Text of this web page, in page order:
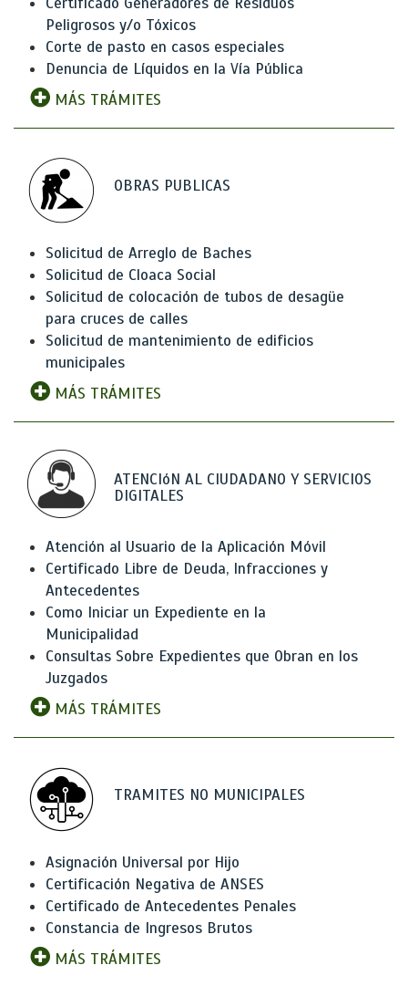
Peligrosos y/o Tóxicos
Corte de pasto en casos especiales
Denuncia de Líquidos en la Vía Pública
MÁS TRÁMITES
OBRAS PUBLICAS
Solicitud de Arreglo de Baches
Solicitud de Cloaca Social
Solicitud de colocación de tubos de desagüe
para cruces de calles
Solicitud de mantenimiento de edificios
municipales
MÁS TRÁMITES
ATENCIóN AL CIUDADANO Y SERVICIOS
DIGITALES
Atención al Usuario de la Aplicación Móvil
Certificado Libre de Deuda, Infracciones y
Antecedentes
Como Iniciar un Expediente en la
Municipalidad
Consultas Sobre Expedientes que Obran en los
Juzgados
MÁS TRÁMITES
TRAMITES NO MUNICIPALES
Asignación Universal por Hijo
Certificación Negativa de ANSES
Certificado de Antecedentes Penales
Constancia de Ingresos Brutos
MÁS TRÁMITES